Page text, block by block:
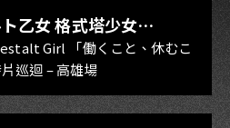
乙女 格式塔少女
Girl 「働くこと、休むこ
巡迴 – 高雄場